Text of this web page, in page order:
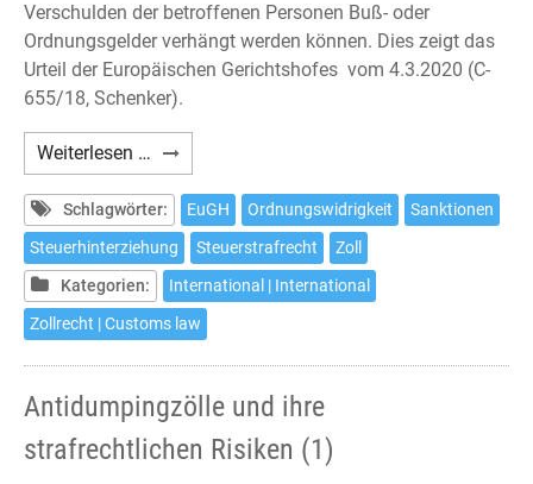
Verschulden der betroffenen Personen Buß- oder
Ordnungsgelder verhängt werden können. Dies zeigt das
Urteil der Europäischen Gerichtshofes vom 4.3.2020 (C-
655/18, Schenker).
Weiterlesen … Sanktionen
im
Zollrecht
Schlagwörter: EuGH Ordnungswidrigkeit
Sanktionen
Steuerhinterziehung
Steuerstrafrecht
Zoll
Kategorien:
International | International
Zollrecht | Customs law
Antidumpingzölle und ihre
strafrechtlichen Risiken (1)